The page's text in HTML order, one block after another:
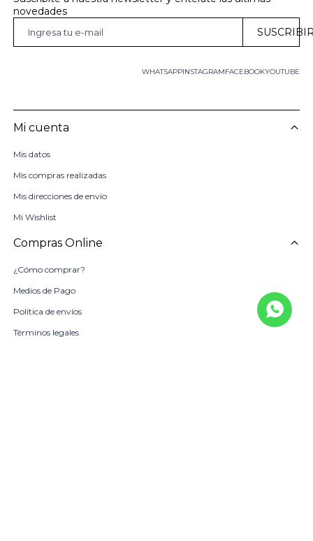
novedades
WHATSAPP FACEBOOKYOUTUBE
INSTAGRAM
Mi cuenta
Mis datos
Mis compras realizadas
Mis direcciones de envío
Mi Wishlist
Compras Online
¿Cómo comprar?
Medios de Pago
Política de envíos
Términos legales